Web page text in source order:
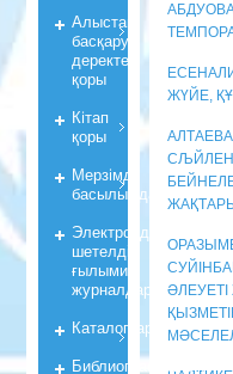
ЖҮЙЕ,
Алыстан
басқару
деректер
қоры
Кiтап
қоры
Мерзiмдi
басылымдар
Электрондық
шетелдік
ғылыми
журналдары
Каталогтар
Библиографиялық